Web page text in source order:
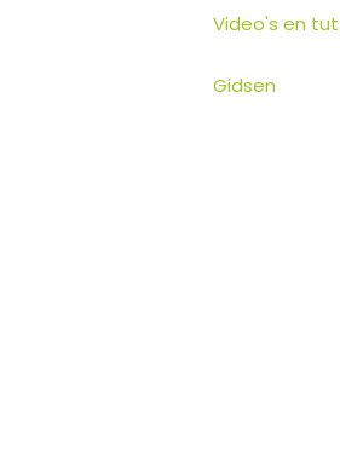
Video's en
Gidsen